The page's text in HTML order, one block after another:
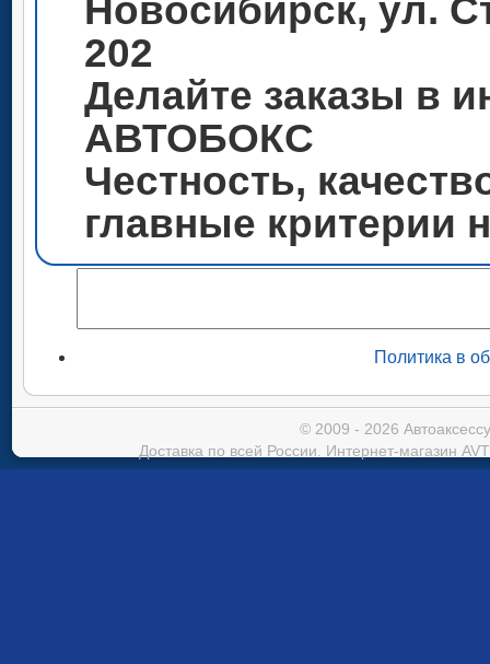
Новосибирск, ул.
202
Делайте заказы в
АВТОБОКС
Честность,
главные критерии
Политика в
© 2009 - 2026
Доставка по всей России. Интернет-магазин